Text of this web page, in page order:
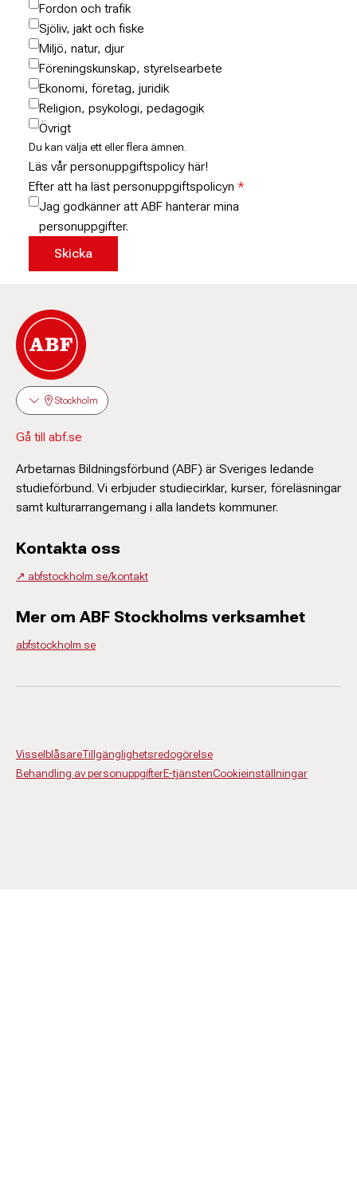
Fordon och trafik
Sjöliv, jakt och fiske
Miljö, natur, djur
Föreningskunskap, styrelsearbete
Ekonomi, företag, juridik
Religion, psykologi, pedagogik
Övrigt
Du kan välja ett eller flera ämnen.
Läs vår personuppgiftspolicy här!
Efter att ha läst personuppgiftspolicyn
Jag godkänner att ABF hanterar mina
personuppgifter.
Stockholm
Gå till abf.se
Arbetarnas Bildningsförbund (ABF) är Sveriges ledande
studieförbund. Vi erbjuder studiecirklar, kurser, föreläsningar
samt kulturarrangemang i alla landets kommuner.
Kontakta oss
↗️ abfstockholm.se/kontakt
Mer om ABF Stockholms verksamhet
abfstockholm.se
VisselblåsareTillgänglighetsredogörelse
Behandling av personuppgifterE-tjänstenCookieinställningar